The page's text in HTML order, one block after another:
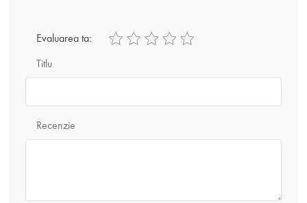
Titlu
Evaluarea ta:
Recenzie